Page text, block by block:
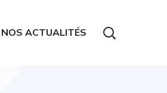
NOS ACTUALITÉS